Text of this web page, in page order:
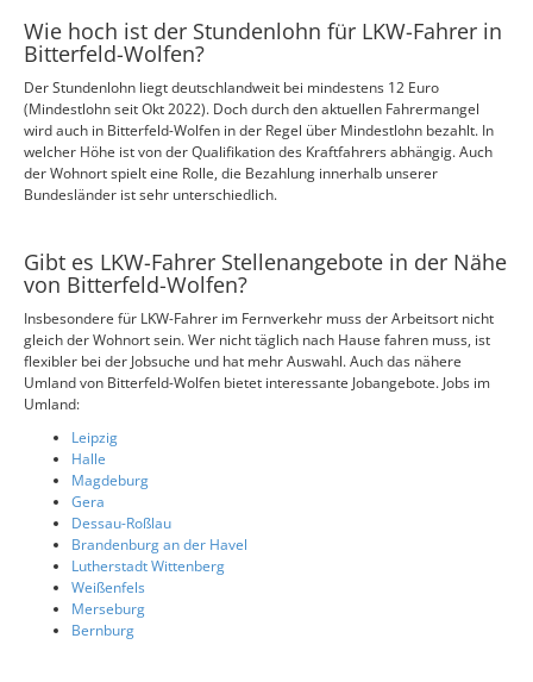
Wie hoch ist der Stundenlohn für LKW-Fahrer in
Bitterfeld-Wolfen?
Der Stundenlohn liegt deutschlandweit bei mindestens 12 Euro
(Mindestlohn seit Okt 2022). Doch durch den aktuellen Fahrermangel
wird auch in Bitterfeld-Wolfen in der Regel über Mindestlohn bezahlt. In
welcher Höhe ist von der Qualifikation des Kraftfahrers abhängig. Auch
der Wohnort spielt eine Rolle, die Bezahlung innerhalb unserer
Bundesländer ist sehr unterschiedlich.
Gibt es LKW-Fahrer Stellenangebote in der Nähe
von Bitterfeld-Wolfen?
Insbesondere für LKW-Fahrer im Fernverkehr muss der Arbeitsort nicht
gleich der Wohnort sein. Wer nicht täglich nach Hause fahren muss, ist
flexibler bei der Jobsuche und hat mehr Auswahl. Auch das nähere
Umland von Bitterfeld-Wolfen bietet interessante Jobangebote. Jobs im
Umland:
Leipzig
Halle
Magdeburg
Gera
Dessau-Roßlau
Brandenburg an der Havel
Lutherstadt Wittenberg
Weißenfels
Merseburg
Bernburg